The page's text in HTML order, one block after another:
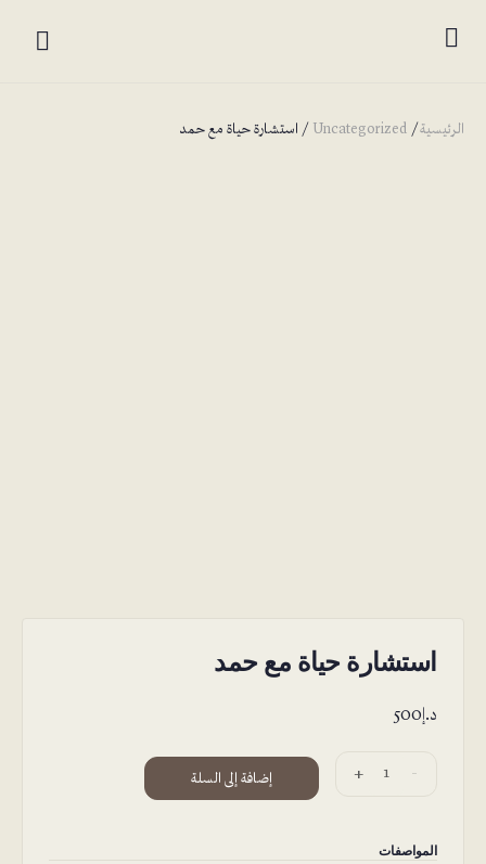
الرئيسية/
Uncategorized / استشارة حياة مع حمد
استشارة حياة مع حمد
د.إ500
مع
-
+ إضافة إلى السلة
المواصفات